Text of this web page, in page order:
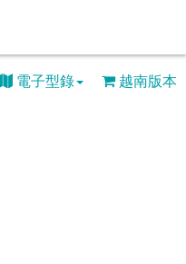
電子型錄 越南版本